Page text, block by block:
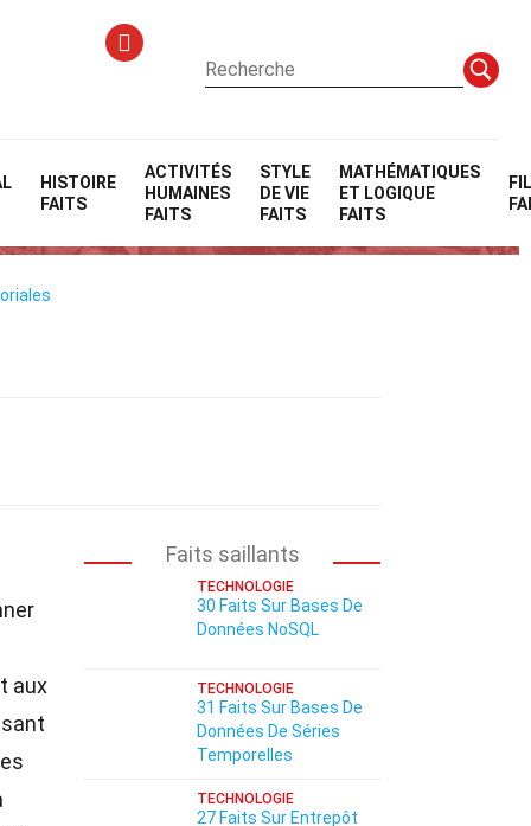
HISTOIRE
FAITS
ACTIVITÉS
HUMAINES
FAITS
STYLE
DE VIE
FAITS
MATHÉMATIQUES
ET LOGIQUE
FAITS
(IaC)
aux
Faits saillants
TECHNOLOGIE
30 Faits Sur Bases De
Données NoSQL
TECHNOLOGIE
31 Faits Sur Bases De
Données De Séries
Temporelles
TECHNOLOGIE
27 Faits Sur Entrepôt